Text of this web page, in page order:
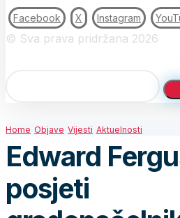
Facebook X Instagram
© Sva prava pridržana 2026
Home Objave Vijesti Aktuelnosti
Edward
posjeti